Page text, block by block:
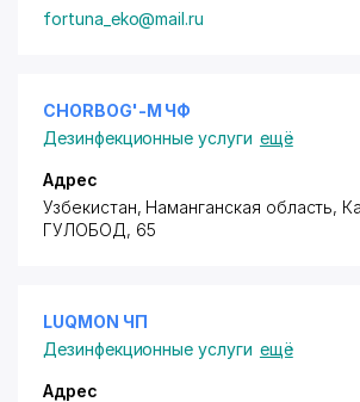
fortuna_eko@mail.ru
CHORBOG'-M ЧФ
Дезинфекционные услуги ещё
Адрес
Узбекистан, Наманганская область,
ГУЛОБОД, 65
LUQMON ЧП
Дезинфекционные услуги ещё
Адрес